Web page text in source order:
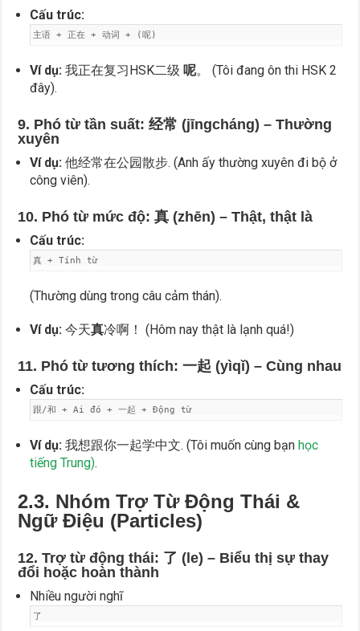
Cấu trúc:
主语 + 正在 + 动词 + (呢)
Ví dụ: 我正在复习HSK二级呢。 (Tôi đang ôn thi HSK 2
đây).
9. Phó từ tần suất: 经常 (jīngcháng) – Thường
xuyên
Ví dụ: 他经常在公园散步. (Anh ấy thường xuyên đi bộ ở
công viên).
10. Phó từ mức độ: 真 (zhēn) – Thật, thật là
Cấu trúc:
真 + Tính từ
(Thường dùng trong câu cảm thán).
Ví dụ: 今天真冷啊！ (Hôm nay thật là lạnh quá!)
11. Phó từ tương thích: 一起 (yìqǐ) – Cùng nhau
Cấu trúc:
跟/和 + Ai đó + 一起 + Động từ
Ví dụ: 我想跟你一起学中文. (Tôi muốn cùng bạn học
tiếng Trung).
2.3. Nhóm Trợ Từ Động Thái &
Ngữ Điệu (Particles)
12. Trợ từ động thái: 了 (le) – Biểu thị sự thay
đổi hoặc hoàn thành
Nhiều người nghĩ
了